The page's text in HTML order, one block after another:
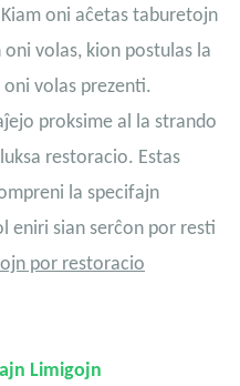
oni aĉetas taburetojn
volas, kion postulas la
volas prezenti.
proksime al la strando
restoracio. Estas
la specifajn
eniri sian serĉon por resti
por restoracio
Limigojn